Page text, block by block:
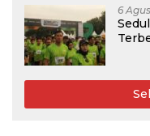
6
Guru